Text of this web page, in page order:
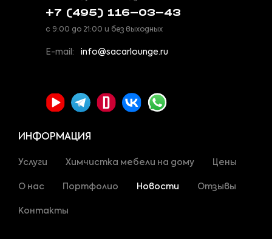
+7 (495) 116-03-43
с 9:00 до 21:00 и без выходных
E-mail: info@sacarlounge.ru
ИНФОРМАЦИЯ
Услуги Химчистка мебели на дому Цены
О нас Портфолио Новости Отзывы
Контакты